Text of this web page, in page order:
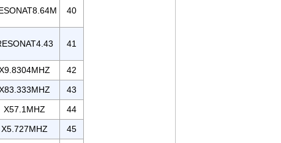
40
41
42
43
X57.1MHZ
44
X5.727MHZ
45